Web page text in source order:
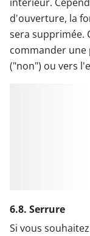
d'ouverture, la
sera supprimée.
commander
("non") ou vers
6.8. Serrure
Si vous